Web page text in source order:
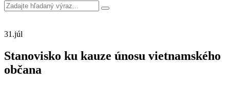
31.júl
Stanovisko ku kauze únosu vietnamského
občana